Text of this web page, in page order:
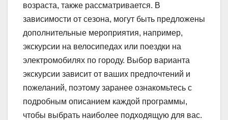
возраста, также рассматривается. В
зависимости от сезона, могут быть предложены
дополнительные мероприятия, например,
экскурсии на велосипедах или поездки на
электромобилях по городу. Выбор варианта
экскурсии зависит от ваших предпочтений и
пожеланий, поэтому заранее ознакомьтесь с
подробным описанием каждой программы,
чтобы выбрать наиболее подходящую для вас.